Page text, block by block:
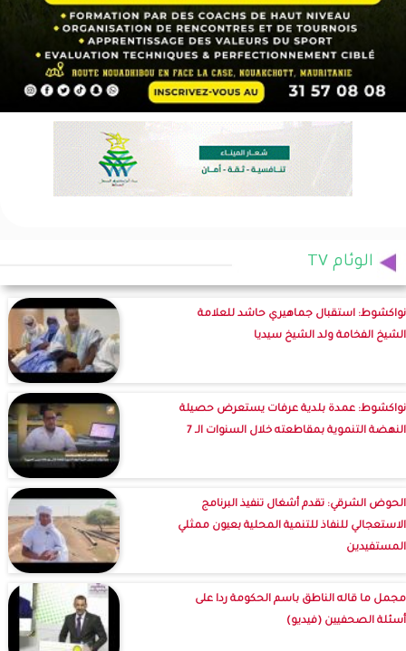
الوئام TV
نواكشوط: استقبال جماهيري حاشد للعلامة
الشيخ الفخامة ولد الشيخ سيديا
نواكشوط: عمدة بلدية عرفات يستعرض حصيلة
النهضة التنموية بمقاطعته خلال السنوات الـ 7
الحوض الشرقي: تقدم أشغال تنفيذ البرنامج
الاستعجالي للنفاذ للتنمية المحلية بعيون ممثلي
المستفيدين
مجمل ما قاله الناطق باسم الحكومة ردا على
أسئلة الصحفيين (فيديو)